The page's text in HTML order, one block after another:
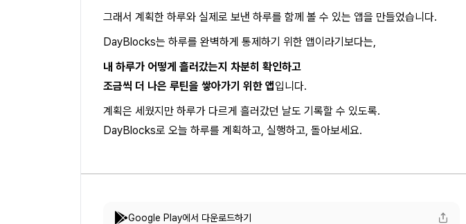
그래서 계획한 하루와 실제로 보낸 하루를 함께 볼 수 있는 앱을 만들었습니다.
DayBlocks는 하루를 완벽하게 통제하기 위한 앱이라기보다는,
내 하루가 어떻게 흘러갔는지 차분히 확인하고
조금씩 더 나은 루틴을 쌓아가기 위한 앱입니다.
계획은 세웠지만 하루가 다르게 흘러갔던 날도 기록할 수 있도록.
DayBlocks로 오늘 하루를 계획하고, 실행하고, 돌아보세요.
Google Play에서 다운로드하기